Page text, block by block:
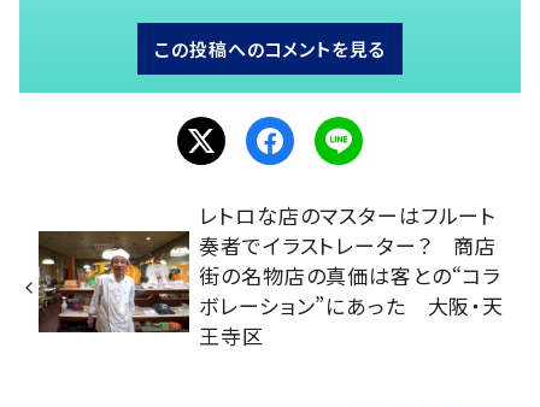
この投稿へのコメントを見る
レトロな店のマスターはフルート
奏者でイラストレーター？ 商店
街の名物店の真価は客との“コラ
ボレーション”にあった 大阪・天
王寺区